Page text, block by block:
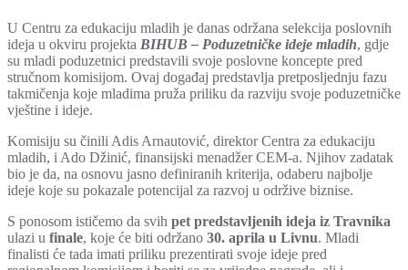
U Centru za edukaciju mladih je danas održana selekcija poslovnih
ideja u okviru projekta BIHUB – Poduzetničke ideje mladih, gdje
su mladi poduzetnici predstavili svoje poslovne koncepte pred
stručnom komisijom. Ovaj događaj predstavlja pretposljednju fazu
takmičenja koje mladima pruža priliku da razviju svoje poduzetničke
vještine i ideje.
Komisiju su činili Adis Arnautović, direktor Centra za edukaciju
mladih, i Ado Džinić, finansijski menadžer CEM-a. Njihov zadatak
bio je da, na osnovu jasno definiranih kriterija, odaberu najbolje
ideje koje su pokazale potencijal za razvoj u održive biznise.
S ponosom ističemo da svih pet predstavljenih ideja iz Travnika
ulazi u finale, koje će biti održano 30. aprila u Livnu. Mladi
finalisti će tada imati priliku prezentirati svoje ideje pred